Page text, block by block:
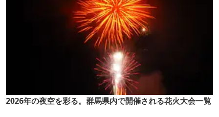
2026年の夜空を彩る。群馬県内で開催される花火大会一覧